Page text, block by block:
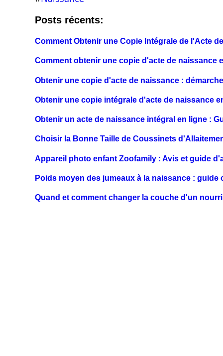
Posts récents:
Comment Obtenir une Copie Intégrale de l'Acte
Comment obtenir une copie d'acte de naissance
Obtenir une copie d'acte de naissance :
Obtenir une copie intégrale d'acte de naissance
Obtenir un acte de naissance intégral en ligne :
Choisir la Bonne Taille de Coussinets
Appareil photo enfant Zoofamily : Avis et guide
Poids moyen des jumeaux à la naissance : guide
Quand et comment changer la couche d'un